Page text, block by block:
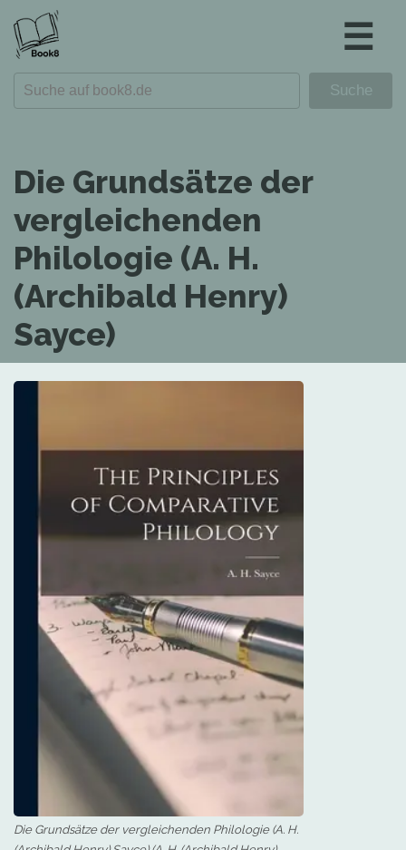
☰
Die Grundsätze der
vergleichenden
Philologie (A. H.
(Archibald Henry)
Sayce)
Die Grundsätze der vergleichenden Philologie (A. H.